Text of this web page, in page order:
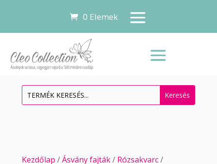
0 Elemek
Kezdőlap /Ásvány fajták/ Rózsakvarc/